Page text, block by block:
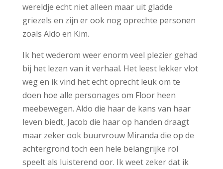
wereldje echt niet alleen maar uit gladde
griezels en zijn er ook nog oprechte personen
zoals Aldo en Kim.
Ik het wederom weer enorm veel plezier gehad
bij het lezen van it verhaal. Het leest lekker vlot
weg en ik vind het echt oprecht leuk om te
doen hoe alle personages om Floor heen
meebewegen. Aldo die haar de kans van haar
leven biedt, Jacob die haar op handen draagt
maar zeker ook buurvrouw Miranda die op de
achtergrond toch een hele belangrijke rol
speelt als luisterend oor. Ik weet zeker dat ik